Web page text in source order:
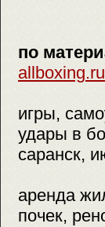
по
allboxing.ru
игры,
удары в
саранск,
аренда
почек,